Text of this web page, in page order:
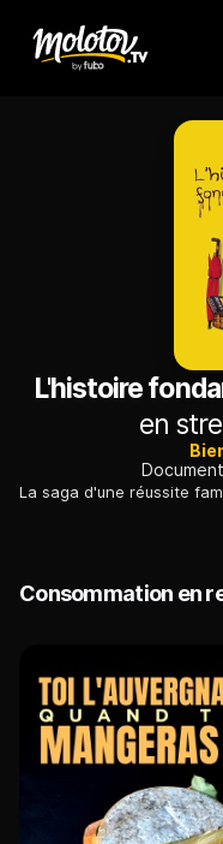
L'histoire
en
Consommation en